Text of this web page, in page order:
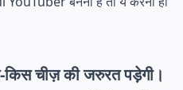
किस चीज़ की जरुरत पड़ेगी।